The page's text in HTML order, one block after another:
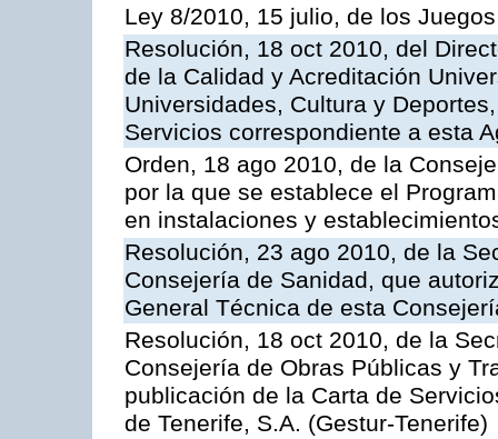
Ley 8/2010, 15 julio, de los
Resolución, 18 oct 2010, del
de la Calidad y Acreditación
Universidades, Cultura y
Servicios correspondiente a esta
Orden, 18 ago 2010, de la
por la que se establece el
en instalaciones y
Resolución, 23 ago 2010, de la
Consejería de Sanidad, que
General Técnica de esta
Resolución, 18 oct 2010, de la
Consejería de Obras Públicas y
publicación de la Carta de
de Tenerife, S.A. (Gestur-Tenerife)